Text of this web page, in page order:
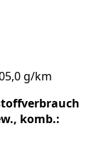
g/km
komb.: